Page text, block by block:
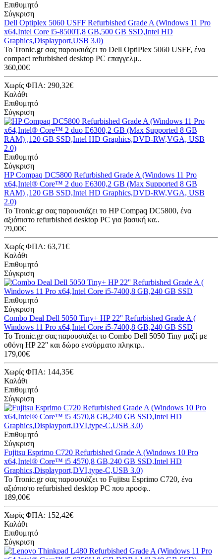
Επιθυμητό
Σύγκριση
Dell Optiplex 5060 USFF Refurbished Grade A (Windows 11 Pro
x64,Intel Core i5-8500T,8 GB,500 GB SSD,Intel HD
Graphics,Displayport,USB 3.0)
Το Tronic.gr σας παρουσιάζει το Dell OptiPlex 5060 USFF, ένα
compact refurbished desktop PC επαγγελμ..
360,00€
Χωρίς ΦΠΑ: 290,32€
Καλάθι
Επιθυμητό
Σύγκριση
Επιθυμητό
Σύγκριση
HP Compaq DC5800 Refurbished Grade A (Windows 11 Pro
x64,Intel® Core™ 2 duo E6300,2 GB (Max Supported 8 GB
RAM) ,120 GB SSD,Intel HD Graphics,DVD-RW,VGA, USB
2.0)
Το Tronic.gr σας παρουσιάζει το HP Compaq DC5800, ένα
αξιόπιστο refurbished desktop PC για βασική κα..
79,00€
Χωρίς ΦΠΑ: 63,71€
Καλάθι
Επιθυμητό
Σύγκριση
Επιθυμητό
Σύγκριση
Combo Deal Dell 5050 Tiny+ HP 22'' Refurbished Grade A (
Windows 11 Pro x64,Intel Core i5-7400,8 GB,240 GB SSD
Το Tronic.gr σας παρουσιάζει το Combo Dell 5050 Tiny μαζί με
οθόνη HP 22'' και δώρο ενσύρματο πληκτρ..
179,00€
Χωρίς ΦΠΑ: 144,35€
Καλάθι
Επιθυμητό
Σύγκριση
Επιθυμητό
Σύγκριση
Fujitsu Esprimo C720 Refurbished Grade A (Windows 10 Pro
x64,Intel® Core™ i5 4570,8 GB,240 GB SSD,Intel HD
Graphics,Displayport,DVI,type-C,USB 3.0)
Το Tronic.gr σας παρουσιάζει το Fujitsu Esprimo C720, ένα
αξιόπιστο refurbished desktop PC που προσφ..
189,00€
Χωρίς ΦΠΑ: 152,42€
Καλάθι
Επιθυμητό
Σύγκριση